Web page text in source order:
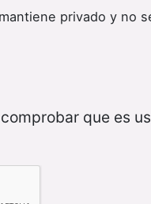
privado y no
que es